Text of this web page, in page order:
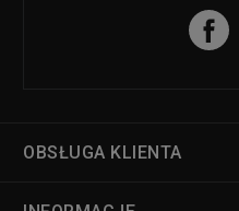
OBSŁUGA KLIENTA